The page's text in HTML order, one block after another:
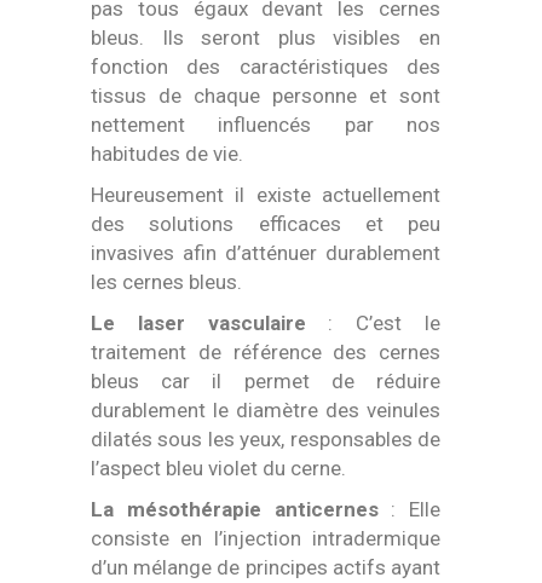
pas tous égaux devant les cernes
bleus. Ils seront plus visibles en
fonction des caractéristiques des
tissus de chaque personne et sont
nettement influencés par nos
habitudes de vie.
Heureusement il existe actuellement
des solutions efficaces et peu
invasives afin d’atténuer durablement
les cernes bleus.
Le laser vasculaire : C’est le
traitement de référence des cernes
bleus car il permet de réduire
durablement le diamètre des veinules
dilatés sous les yeux, responsables de
l’aspect bleu violet du cerne.
La mésothérapie anticernes: Elle
consiste en l’injection intradermique
d’un mélange de principes actifs ayant